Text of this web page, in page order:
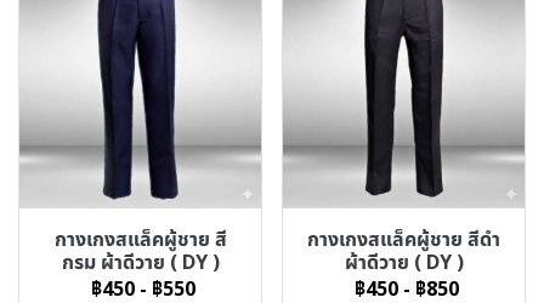
กางเกงสแล็คผู้ชาย สี
กรม ผ้าดีวาย ( DY )
฿450 - ฿550
กางเกงสแล็คผู้ชาย สีดำ
ผ้าดีวาย ( DY )
฿450 - ฿850